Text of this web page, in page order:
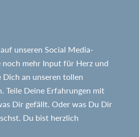
unseren Social Media-
noch mehr Input für Herz und
Dich an unseren tollen
Teile Deine Erfahrungen mit
Dir gefällt. Oder was Du Dir
Du bist herzlich